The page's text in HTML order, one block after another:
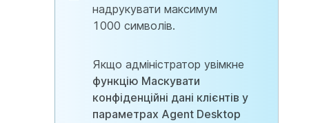
надрукувати максимум
1000 символів.
Якщо адміністратор увімкне
функцію Маскувати
конфіденційні дані клієнтів у
параметрах Agent Desktop